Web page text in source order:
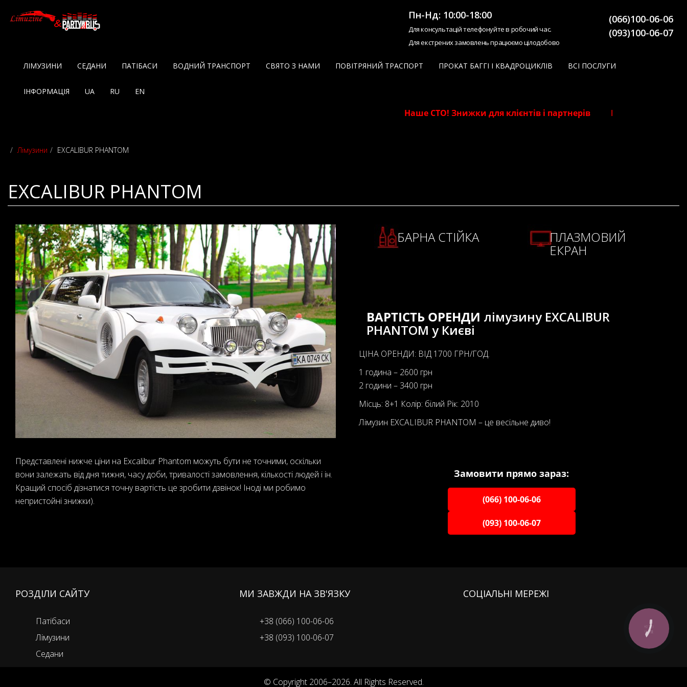
Пн-Нд: 10:00-18:00
Для консультацій телефонуйте в робочий час.
Для екстрених замовлень працюємо цілодобово
(066)100-06-06
(093)100-06-07
ЛІМУЗИНИ СЕДАНИ ПАТІБАСИ ВОДНИЙ ТРАНСПОРТ СВЯТО З НАМИ ПОВІТРЯНИЙ ТРАСПОРТ ПРОКАТ БАГГІ І КВАДРОЦИКЛІВ ВСІ ПОСЛУГИ
ІНФОРМАЦІЯ UA RU EN
Наше СТО! Знижки для клієнтів і партнерів Наше СТО! Знижки
Лімузини EXCALIBUR PHANTOM
EXCALIBUR PHANTOM
Представлені нижче ціни на Excalibur Phantom можуть бути не точними, оскільки
вони залежать від дня тижня, часу доби, тривалості замовлення, кількості людей і ін.
Кращий спосіб дізнатися точну вартість це зробити дзвінок! Іноді ми робимо
непристойні знижки).
БАРНА СТІЙКА ПЛАЗМОВИЙ
ЕКРАН
ВАРТІСТЬ ОРЕНДИ лімузину EXCALIBUR
PHANTOM у Києві
ЦІНА ОРЕНДИ: ВІД 1700 ГРН/ГОД.
1 година – 2600 грн
2 години – 3400 грн
Місць: 8+1 Колір: білий Рік: 2010
Лімузин EXCALIBUR PHANTOM – це весільне диво!
Замовити прямо зараз:
(066) 100-06-06
(093) 100-06-07
РОЗДІЛИ САЙТУ
Патібаси
Лімузини
Седани
МИ ЗАВЖДИ НА ЗВ'ЯЗКУ
+38 (066) 100-06-06
+38 (093) 100-06-07
СОЦІАЛЬНІ МЕРЕЖІ
© Copyright 2006–2026. All Rights Reserved.
КНОПКА
ЗВ'ЯЗКУ